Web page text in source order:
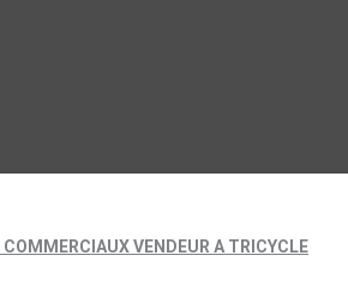
VENDEUR A TRICYCLE